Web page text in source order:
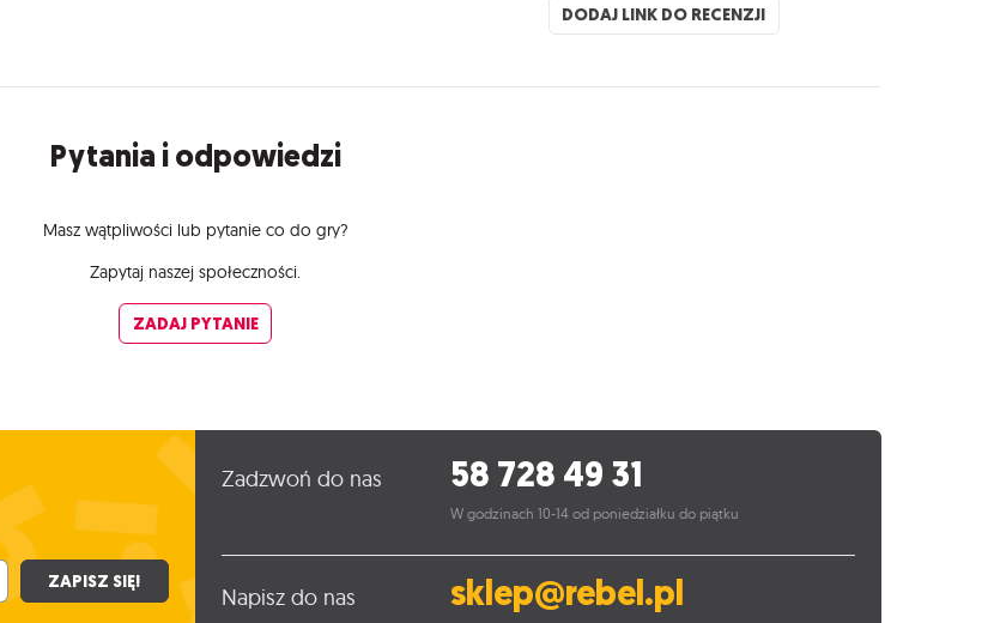
DODAJ LINK DO RECENZJI
Pytania i odpowiedzi
Masz wątpliwości lub pytanie co do gry?
Zapytaj naszej społeczności.
ZADAJ PYTANIE
ZAPISZ SIĘ!
Zadzwoń do nas 58 728 49 31
W godzinach 10-14 od poniedziałku do piątku
Napisz do nas sklep@rebel.pl